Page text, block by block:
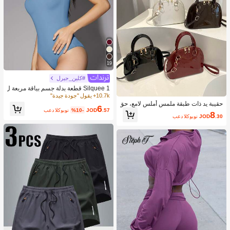
حقيبة يد ذات طبقة ملمس أملس لامع، حق
يبة كروس بسيطة للنساء للتنقل اليومي
JOD8.30 بعد الكوبون
19
#كلين_جيرل
Silquee 1 قطعة بدلة جسم بياقة مربعة ل
ون سادة
10.7k+ يقول "جودة جيدة"
JOD6.57
%10- بعد الكوبون